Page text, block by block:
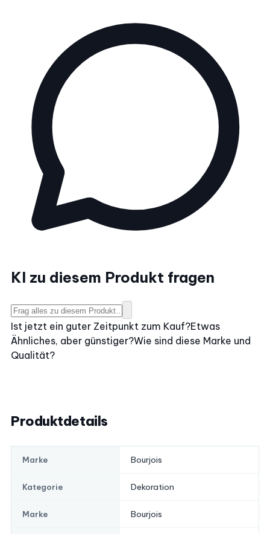
KI zu diesem Produkt fragen
Ist jetzt ein guter Zeitpunkt zum Kauf?Etwas
Ähnliches, aber günstiger?Wie sind diese Marke und
Qualität?
Produktdetails
Marke Bourjois
Kategorie Dekoration
Marke Bourjois